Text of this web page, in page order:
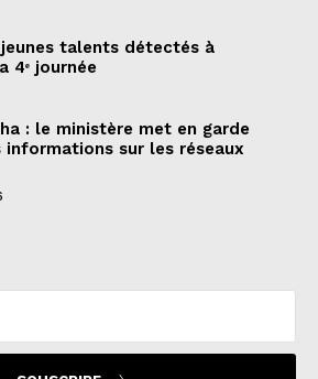
talents détectés à
4ᵉ journée
: le ministère met en garde
sur les réseaux